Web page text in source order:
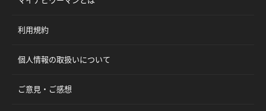
利用規約
個人情報の取扱いについて
ご意見・ご感想